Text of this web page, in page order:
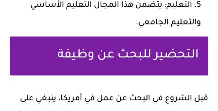
التعليم: يتضمن هذا المجال التعليم الأساسي
والتعليم الجامعي.
التحضير للبحث عن وظيفة
قبل الشروع في البحث عن عمل في أمريكا، ينبغي على